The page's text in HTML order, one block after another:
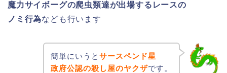
魔力サイボーグの爬虫類達が出場するレースの
ノミ行為なども行います
簡単にいうとサースペンド星
政府公認の殺し屋のヤクザです。